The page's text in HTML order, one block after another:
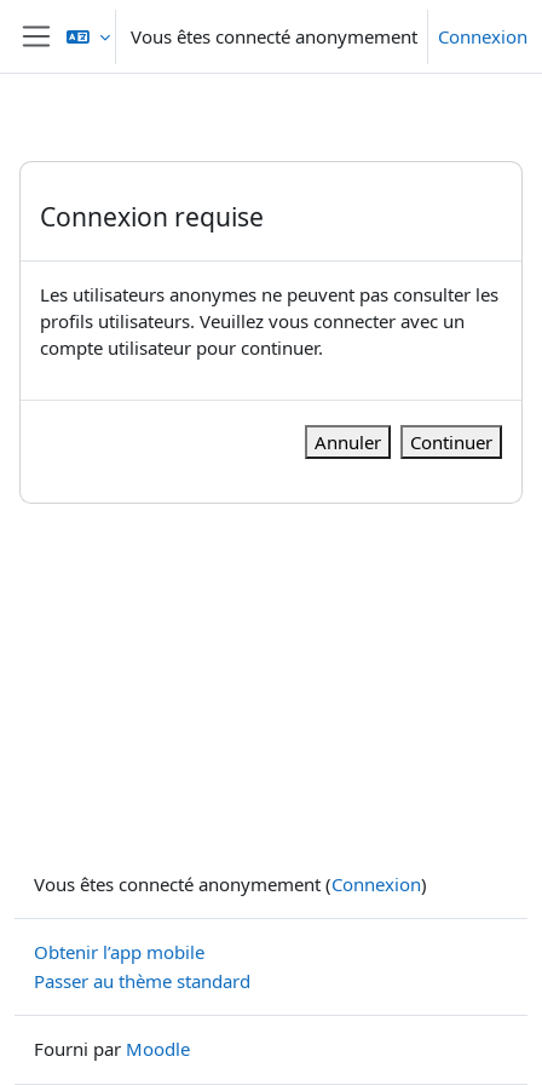
Passer au contenu principal
Panneau latéral
Vous êtes connecté anonymement Connexion
Connexion requise
Les utilisateurs anonymes ne peuvent pas consulter les
profils utilisateurs. Veuillez vous connecter avec un
compte utilisateur pour continuer.
Annuler Continuer
Vous êtes connecté anonymement (Connexion)
Obtenir l’app mobile
Passer au thème standard
Fourni par Moodle